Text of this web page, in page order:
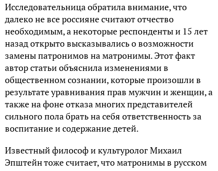
Исследовательница обратила внимание, что
далеко не все россияне считают отчество
необходимым, а некоторые респонденты и 15 лет
назад открыто высказывались о возможности
замены патронимов на матронимы. Этот факт
автор статьи объяснила изменениями в
общественном сознании, которые произошли в
результате уравнивания прав мужчин и женщин, а
также на фоне отказа многих представителей
сильного пола брать на себя ответственность за
воспитание и содержание детей.
Известный философ и культуролог Михаил
Эпштейн тоже считает, что матронимы в русском